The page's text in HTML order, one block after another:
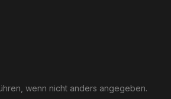
wenn nicht anders angegeben.